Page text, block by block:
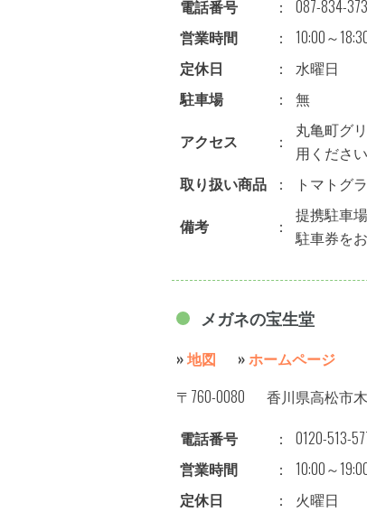
電話番号 ：
087-834-
営業時間
：
10:00～
定休日
：
水曜日
駐車場
：
無
アクセス
：
丸亀町グ
用ください
取り扱い商品
： トマトグ
備考
：
提携駐車
駐車券を
メガネの宝生堂
»地図 »ホームページ
〒760-0080
香川県高松市
電話番号
：
0120-513-
営業時間
：
10:00～
定休日
：
火曜日